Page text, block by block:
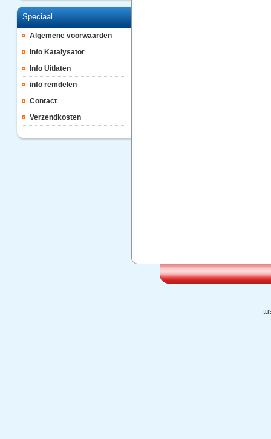
Speciaal
Algemene voorwaarden
info Katalysator
Info Uitlaten
info remdelen
Contact
Verzendkosten